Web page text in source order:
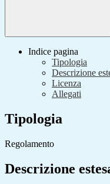
Indice pagina
Tipologia
Descrizione
Licenza
Allegati
Tipologia
Regolamento
Descrizione